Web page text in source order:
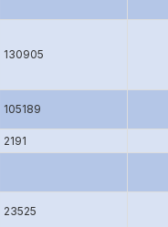
130905
105189
2191
23525